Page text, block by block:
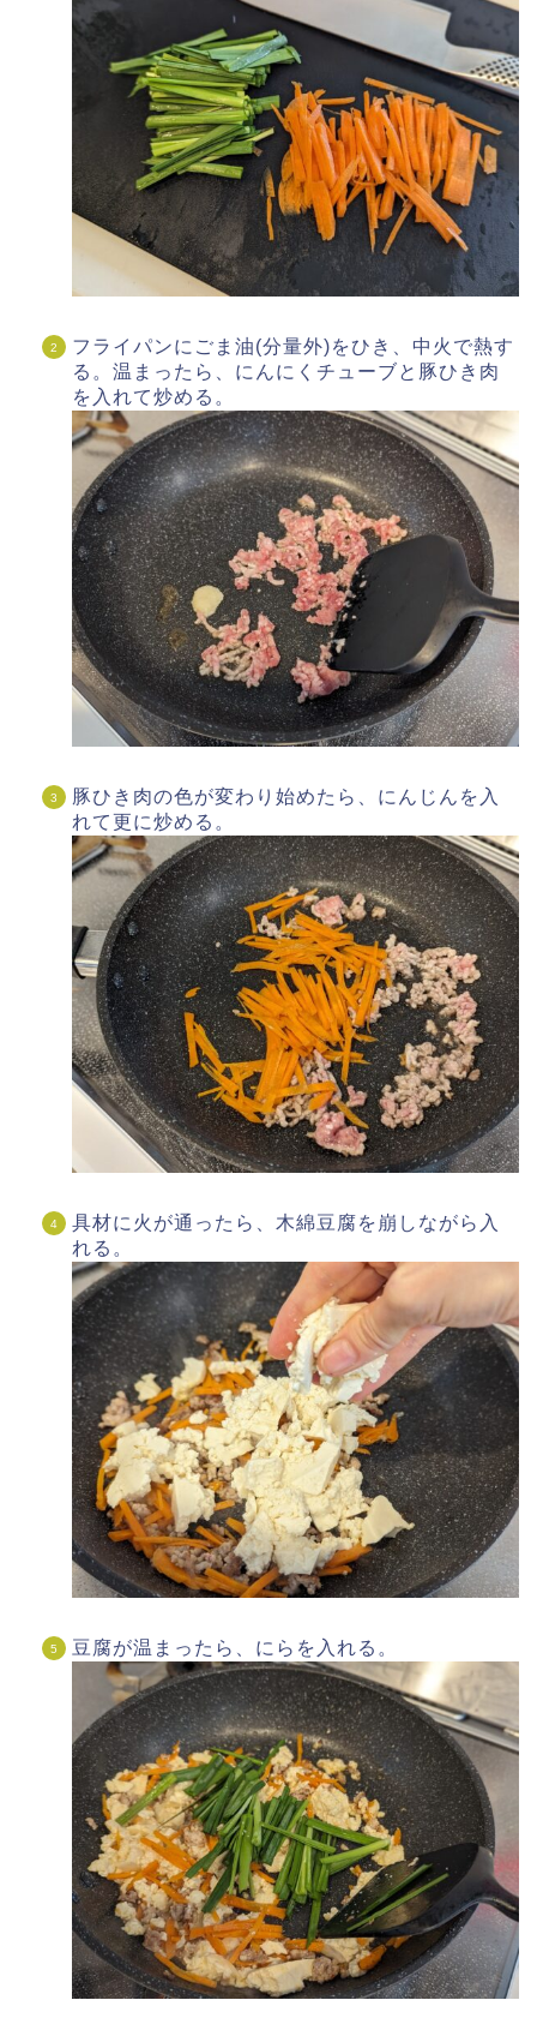
フライパンにごま油(分量外)をひき、中火で熱す
る。温まったら、にんにくチューブと豚ひき肉
を入れて炒める。
豚ひき肉の色が変わり始めたら、にんじんを入
れて更に炒める。
具材に火が通ったら、木綿豆腐を崩しながら入
れる。
豆腐が温まったら、にらを入れる。